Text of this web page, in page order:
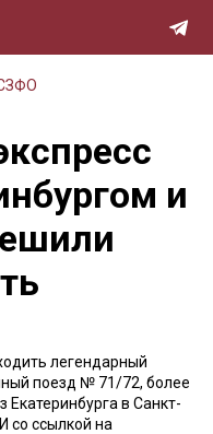
и
легендарный
поезд № 71/72, более
в Санкт-
со ссылкой на